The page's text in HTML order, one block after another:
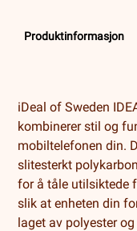
Produktinformasjon
iDeal of Sweden
kombinerer stil og
mobiltelefonen din.
slitesterkt
for å tåle utilsiktede
slik at enheten din
laget av polyester